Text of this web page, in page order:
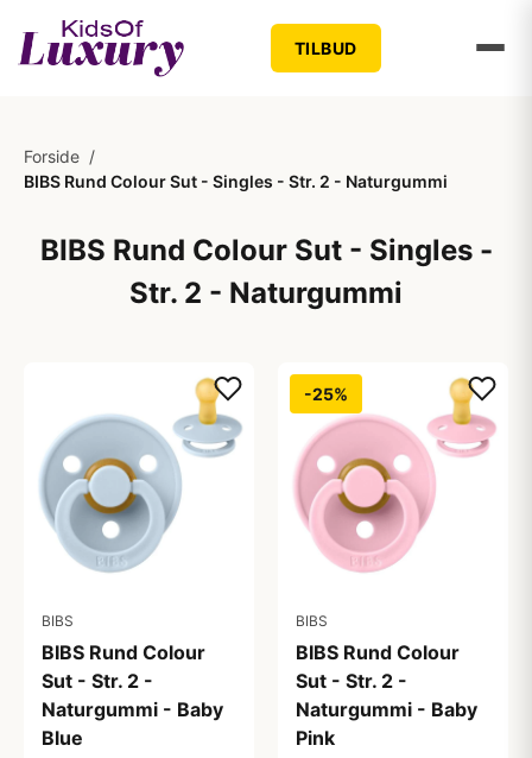
TILBUD
Forside /
BIBS Rund Colour Sut - Singles - Str. 2 - Naturgummi
BIBS Rund Colour Sut - Singles -
Str. 2 - Naturgummi
BIBS
BIBS Rund Colour
Sut - Str. 2 -
Naturgummi - Baby
Blue
-25%
BIBS
BIBS Rund Colour
Sut - Str. 2 -
Naturgummi - Baby
Pink